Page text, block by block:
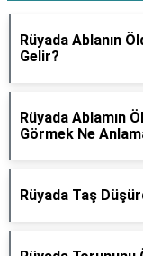
Rüyada Ablanın
Gelir?
Rüyada Ablamın
Görmek Ne
Rüyada Taş